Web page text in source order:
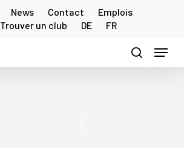
News Contact
Emplois
Trouver un club
DE FR
search
Menu